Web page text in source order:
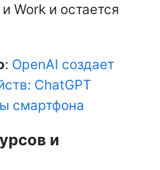
Work и остается
: OpenAI создает
ChatGPT
смартфона
и